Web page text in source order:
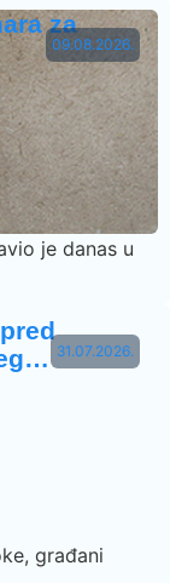
09.08.2026.
za
je danas u
31.07.2026.
građani